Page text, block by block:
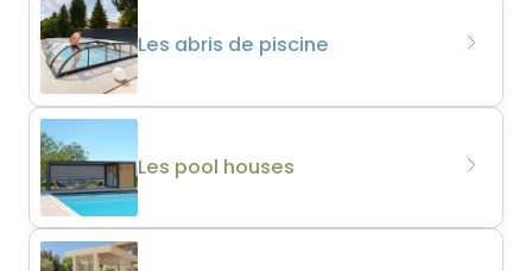
Les abris de piscine
Les pool houses